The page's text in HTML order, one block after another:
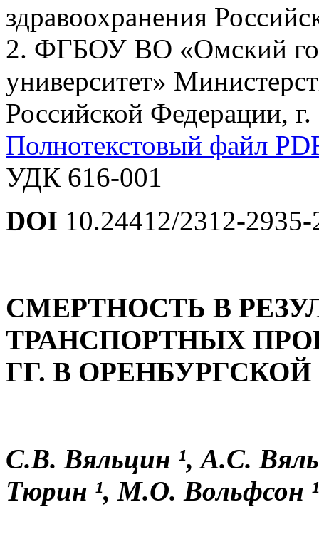
здравоохранения
2. ФГБОУ ВО «Омский
университет»
Российской Федерации,
Полнотекстовый файл
УДК 616-001
DOI 10.24412/2312-
СМЕРТНОСТЬ В
ТРАНСПОРТНЫХ
ГГ. В
С.В. Вяльцин ¹, А.С.
Тюрин ¹, М.О. Вольфсон ¹